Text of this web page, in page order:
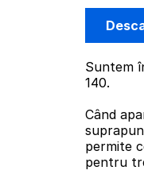
Suntem
140.
Când
permite
pentru